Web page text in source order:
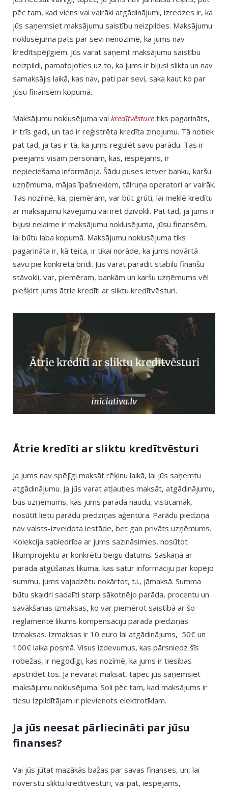
pēc tam, kad viens vai vairāki atgādinājumi, izredzes ir, ka
jūs saņemsiet maksājumu saistību neizpildes. Maksājumu
noklusējuma pats par sevi nenozīmē, ka jums nav
kredītspējīgiem. Jūs varat saņemt maksājumu saistību
neizpildi, pamatojoties uz to, ka jums ir bijusi slikta un nav
samaksājis laikā, kas nav, pati par sevi, saka kaut ko par
jūsu finansēm kopumā.
Maksājumu noklusējuma vai kredītvēsture tiks pagarināts,
ir trīs gadi, un tad ir reģistrēta kredīta ziņojumu. Tā notiek
pat tad, ja tas ir tā, ka jums regulēt savu parādu. Tas ir
pieejams visām personām, kas, iespējams, ir
nepieciešama informācija. Šādu puses ietver banku, karšu
uzņēmuma, mājas īpašniekiem, tālruņa operatori ar vairāk.
Tas nozīmē, ka, piemēram, var būt grūti, lai meklē kredītu
ar maksājumu kavējumu vai īrēt dzīvokli. Pat tad, ja jums ir
bijusi nelaime ir maksājumu noklusējuma, jūsu finansēm,
lai būtu laba kopumā. Maksājumu noklusējuma tiks
pagarināta ir, kā teica, ir tikai norāde, ka jums novārtā
savu pie konkrētā brīdī. Jūs varat parādīt stabilu finanšu
stāvokli, var, piemēram, bankām un karšu uzņēmums vēl
piešķirt jums ātrie kredīti ar sliktu kredītvēsturi.
Ātrie kredīti ar sliktu kredītvēsturi
Ja jums nav spējīgi maksāt rēķinu laikā, lai jūs saņemtu
atgādinājumu. Ja jūs varat atļauties maksāt, atgādinājumu,
būs uzņēmums, kas jums parādā naudu, visticamāk,
nosūtīt lietu parādu piedziņas aģentūra. Parādu piedziņa
nav valsts-izveidota iestāde, bet gan privāts uzņēmums.
Kolekcija sabiedrība ar jums sazināsimies, nosūtot
likumprojektu ar konkrētu beigu datums. Saskaņā ar
parāda atgūšanas likuma, kas satur informāciju par kopējo
summu, jums vajadzētu nokārtot, t.i., jāmaksā. Summa
būtu skaidri sadalīti starp sākotnējo parāda, procentu un
savākšanas izmaksas, ko var piemērot saistībā ar šo
reglamentē likums kompensāciju parāda piedziņas
izmaksas. Izmaksas ir 10 euro lai atgādinājums, 50€ un
100€ laika posmā. Visus izdevumus, kas pārsniedz šīs
robežas, ir negodīgi, kas nozīmē, ka jums ir tiesības
apstrīdēt tos. Ja nevarat maksāt, tāpēc jūs saņemsiet
maksājumu noklusējuma. Soli pēc tam, kad maksājums ir
tiesu Izpildītājam ir pievienots elektrotīklam.
Ja jūs neesat pārliecināti par jūsu
finanses?
Vai jūs jūtat mazākās bažas par savas finanses, un, lai
novērstu sliktu kredītvēsturi, vai pat, iespējams,